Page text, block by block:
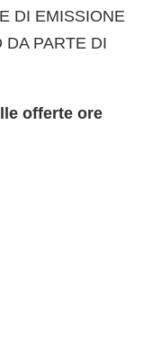
DI EMISSIONE
DA PARTE DI
offerte ore